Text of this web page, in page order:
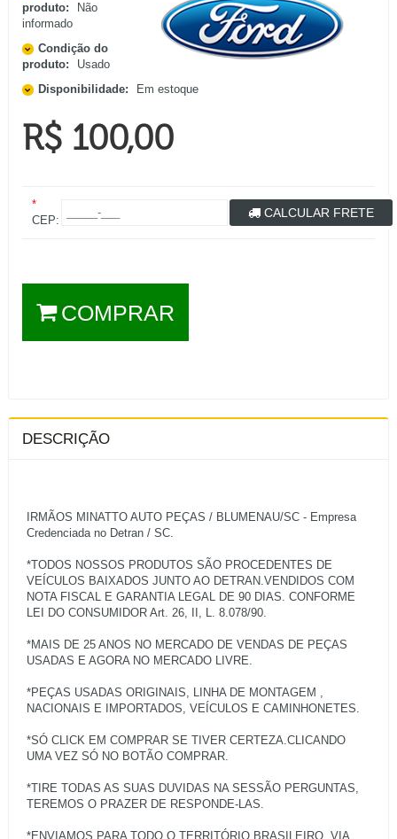
produto:
Não
informado
Condição do
produto:
Usado
Disponibilidade:
Em estoque
R$ 100,00
*
CEP:
CALCULAR FRETE
COMPRAR
DESCRIÇÃO
IRMÃOS MINATTO AUTO PEÇAS / BLUMENAU/SC - Empresa
Credenciada no Detran / SC.
*TODOS NOSSOS PRODUTOS SÃO PROCEDENTES DE
VEÍCULOS BAIXADOS JUNTO AO DETRAN.VENDIDOS COM
NOTA FISCAL E GARANTIA LEGAL DE 90 DIAS. CONFORME
LEI DO CONSUMIDOR Art. 26, II, L. 8.078/90.
*MAIS DE 25 ANOS NO MERCADO DE VENDAS DE PEÇAS
USADAS E AGORA NO MERCADO LIVRE.
*PEÇAS USADAS ORIGINAIS, LINHA DE MONTAGEM ,
NACIONAIS E IMPORTADOS, VEÍCULOS E CAMINHONETES.
*SÓ CLICK EM COMPRAR SE TIVER CERTEZA.CLICANDO
UMA VEZ SÓ NO BOTÃO COMPRAR.
*TIRE TODAS AS SUAS DUVIDAS NA SESSÃO PERGUNTAS,
TEREMOS O PRAZER DE RESPONDE-LAS.
*ENVIAMOS PARA TODO O TERRITÓRIO BRASILEIRO, VIA